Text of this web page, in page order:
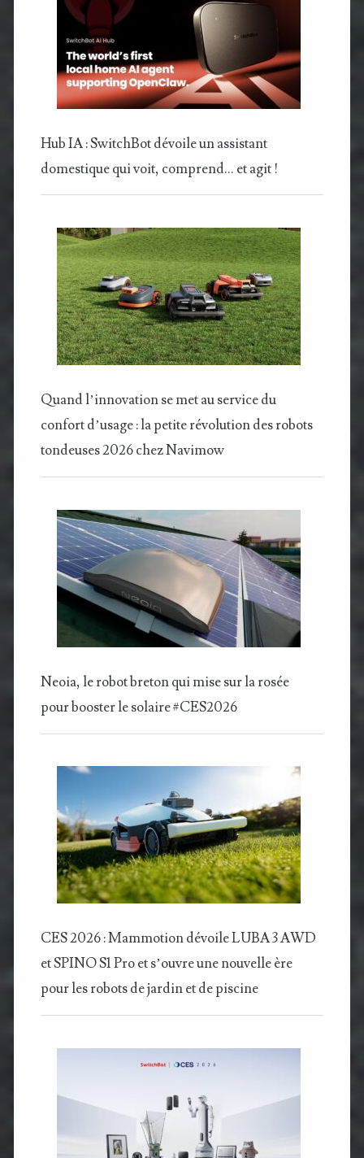
Hub IA : SwitchBot dévoile un assistant
domestique qui voit, comprend… et agit !
Quand l’innovation se met au service du
confort d’usage : la petite révolution des robots
tondeuses 2026 chez Navimow
Neoia, le robot breton qui mise sur la rosée
pour booster le solaire #CES2026
CES 2026 : Mammotion dévoile LUBA 3 AWD
et SPINO S1 Pro et s’ouvre une nouvelle ère
pour les robots de jardin et de piscine